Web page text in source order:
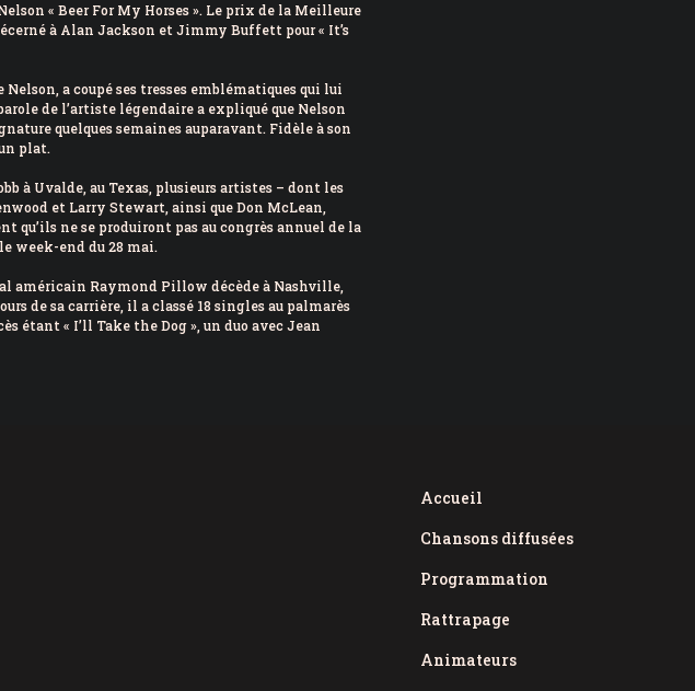
« Beer For My Horses ». Le prix de la Meilleure
à Alan Jackson et Jimmy Buffett pour « It’s
a coupé ses tresses emblématiques qui lui
de l’artiste légendaire a expliqué que Nelson
quelques semaines auparavant. Fidèle à son
plat.
à Uvalde, au Texas, plusieurs artistes – dont les
et Larry Stewart, ainsi que Don McLean,
qu’ils ne se produiront pas au congrès annuel de la
week-end du 28 mai.
américain Raymond Pillow décède à Nashville,
de sa carrière, il a classé 18 singles au palmarès
étant « I’ll Take the Dog », un duo avec Jean
Accueil
Chansons diffusées
Programmation
Rattrapage
Animateurs